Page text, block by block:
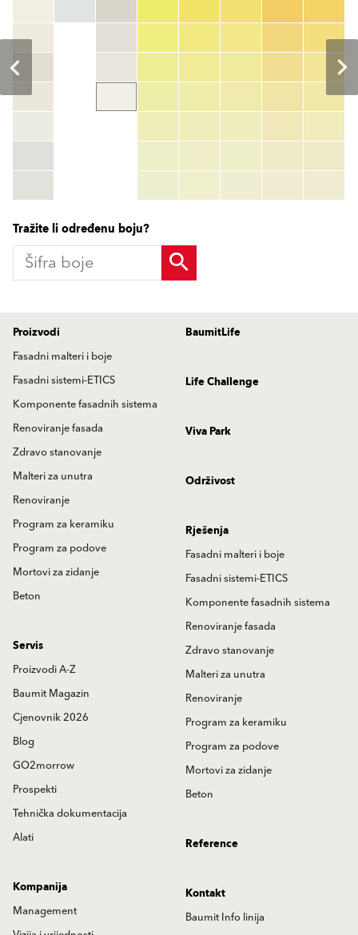
Šifra boje
color_name
HEX:hex_code
TSR:tsr_code
More info
Tražite li određenu boju?
Proizvodi
Fasadni malteri i boje
Fasadni sistemi-ETICS
Komponente fasadnih sistema
Renoviranje fasada
Zdravo stanovanje
Malteri za unutra
Renoviranje
Program za keramiku
Program za podove
Mortovi za zidanje
Beton
BaumitLife
Life Challenge
Viva Park
Održivost
Rješenja
Fasadni malteri i boje
Fasadni sistemi-ETICS
Komponente fasadnih sistema
Renoviranje fasada
Zdravo stanovanje
Malteri za unutra
Renoviranje
Program za keramiku
Program za podove
Mortovi za zidanje
Beton
Servis
Proizvodi A-Z
Baumit Magazin
Cjenovnik 2026
Blog
GO2morrow
Prospekti
Tehnička dokumentacija
Alati
Reference
Kompanija
Management
Kontakt
Baumit Info linija